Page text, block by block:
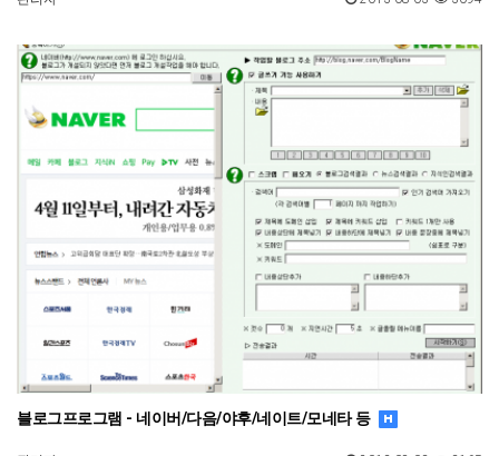
블로그프로그램 - 네이버/다음/야후/네이트/모네타 등